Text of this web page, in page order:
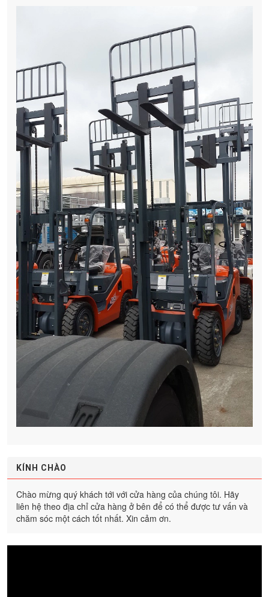
KÍNH CHÀO
Chào mừng quý khách tới với cửa hàng của chúng tôi. Hãy
liên hệ theo địa chỉ cửa hàng ở bên để có thể được tư vấn và
chăm sóc một cách tốt nhất. Xin cảm ơn.